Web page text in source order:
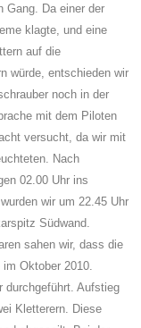
Gang. Da einer der
klagte, und eine
auf die
würde, entschieden wir
noch in der
mit dem Piloten
versucht, da wir mit
Nach
02.00 Uhr ins
wir um 22.45 Uhr
Südwand.
sahen wir, dass die
Oktober 2010.
durchgeführt. Aufstieg
Kletterern. Diese